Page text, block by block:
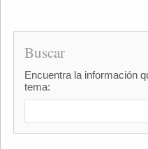
Buscar
Encuentra la información
tema: